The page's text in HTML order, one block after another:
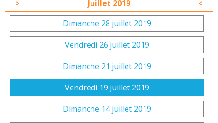
Juillet 2019
Dimanche 28 juillet 2019
Vendredi 26 juillet 2019
Dimanche 21 juillet 2019
Vendredi 19 juillet 2019
Dimanche 14 juillet 2019